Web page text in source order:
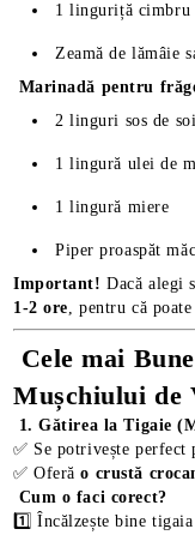
1 linguriță cimbru
Zeamă de lămâie
Marinadă pentru
2 linguri sos de
1 lingură ulei de
1 lingură miere
Piper proaspăt
Important! Dacă alegi
1-2 ore, pentru că
Cele mai
Mușchiului de
1. Gătirea la Tigaie
✅ Se potrivește
✅ Oferăo crustă
Cum o faci corect?
1️⃣ Încălzește bine